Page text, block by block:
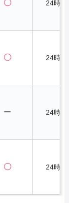
〇 24時間
〇 24時間
ー 24時間
〇 24時間